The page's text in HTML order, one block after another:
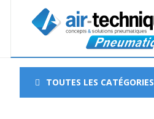
TOUTES LES CATÉGORIES